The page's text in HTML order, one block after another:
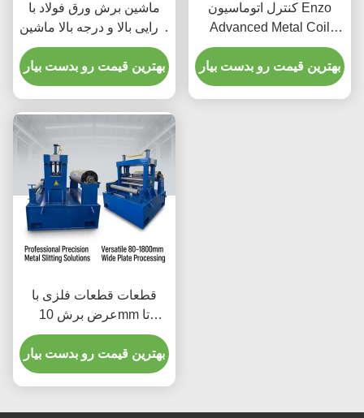
ماشین برش ورق فولاد با
کارایی بالا و درجه بالا ماشین
برش کویل اتوماتیک 100m /
min 380V / 50Hz
بهترین قیمت رو بدست بیار
کنترل اتوماسیون Enzo
Advanced Metal Coil
Slitter / کنترل تنش 0-
120m/Min
بهترین قیمت رو بدست بیار
قطعات قطعات فلزی با
عرض برش 10mm تا
1500mm و عرض ضخامت
صفحه 0.1 تا 4mm برای
تجهیزات قطعات قطعات
بهترین قیمت رو بدست بیار